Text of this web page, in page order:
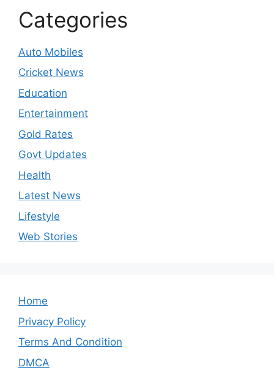
Categories
Auto Mobiles
Cricket News
Education
Entertainment
Gold Rates
Govt Updates
Health
Latest News
Lifestyle
Web Stories
Home
Privacy Policy
Terms And Condition
DMCA